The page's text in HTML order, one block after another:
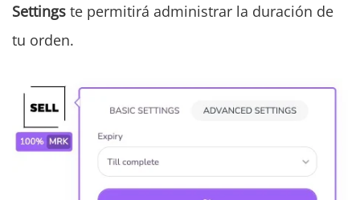
Settings te permitirá administrar la duración de
tu orden.